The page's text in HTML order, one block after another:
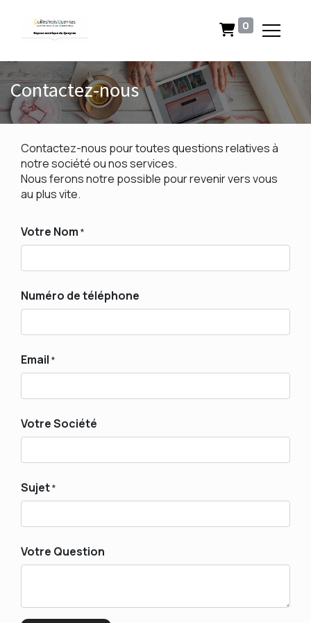
0
Contactez-nous
Contactez-nous pour toutes questions relatives à
notre société ou nos services.
Nous ferons notre possible pour revenir vers vous
au plus vite.
Votre Nom *
Numéro de téléphone
Email *
Votre Société
Sujet*
Votre Question